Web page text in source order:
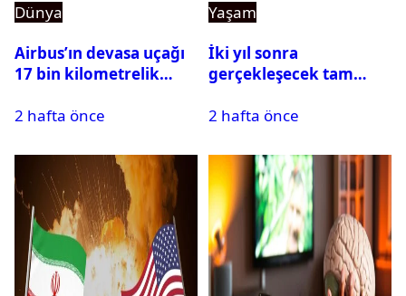
Dünya
Airbus’ın devasa uçağı
17 bin kilometrelik
tamamladı
2 hafta önce
Yaşam
İki yıl sonra
gerçekleşecek tam
oteller şimdiden doldu
2 hafta önce